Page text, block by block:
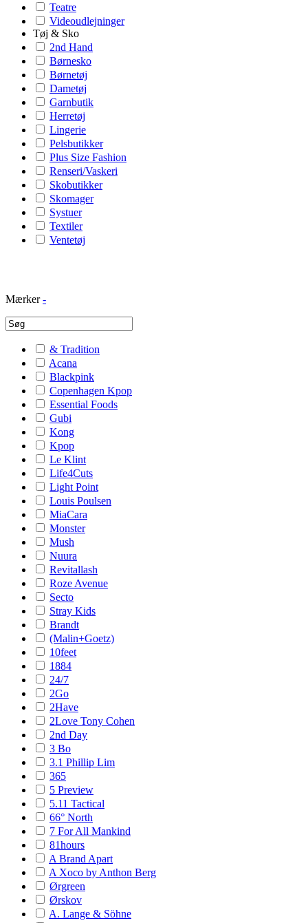
Teatre
Videoudlejninger
Tøj & Sko
2nd Hand
Børnesko
Børnetøj
Dametøj
Garnbutik
Herretøj
Lingerie
Pelsbutikker
Plus Size Fashion
Renseri/Vaskeri
Skobutikker
Skomager
Systuer
Textiler
Ventetøj
Mærker -
& Tradition
Acana
Blackpink
Copenhagen Kpop
Essential Foods
Gubi
Kong
Kpop
Le Klint
Life4Cuts
Light Point
Louis Poulsen
MiaCara
Monster
Mush
Nuura
Revitallash
Roze Avenue
Secto
Stray Kids
Brandt
(Malin+Goetz)
10feet
1884
24/7
2Go
2Have
2Love Tony Cohen
2nd Day
3 Bo
3.1 Phillip Lim
365
5 Preview
5.11 Tactical
66° North
7 For All Mankind
81hours
A Brand Apart
A Xoco by Anthon Berg
Ørgreen
Ørskov
A. Lange & Söhne